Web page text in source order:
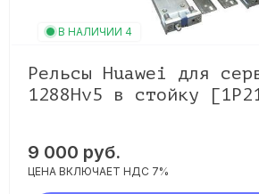
В НАЛИЧИИ 4
Рельсы Huawei для
1288Hv5 в стойку
9 000 руб.
ЦЕНА ВКЛЮЧАЕТ НДС 7%